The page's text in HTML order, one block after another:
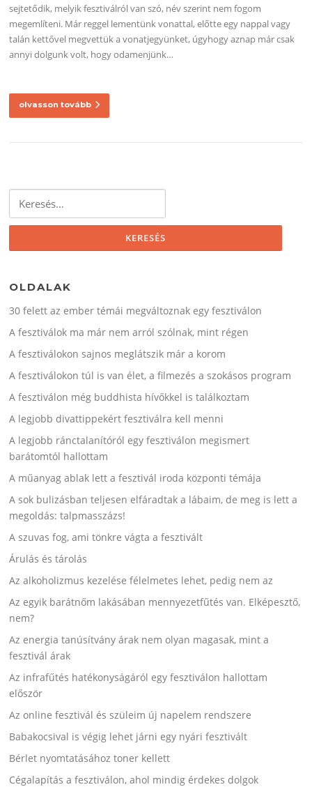
sejtetődik, melyik fesztiválról van szó, név szerint nem fogom
megemlíteni. Már reggel lementünk vonattal, előtte egy nappal vagy
talán kettővel megvettük a vonatjegyünket, úgyhogy aznap már csak
annyi dolgunk volt, hogy odamenjünk…
olvasson tovább
OLDALAK
30 felett az ember témái megváltoznak egy fesztiválon
A fesztiválok ma már nem arról szólnak, mint régen
A fesztiválokon sajnos meglátszik már a korom
A fesztiválokon túl is van élet, a filmezés a szokásos program
A fesztiválon még buddhista hívőkkel is találkoztam
A legjobb divattippekért fesztiválra kell menni
A legjobb ránctalanítóról egy fesztiválon megismert
barátomtól hallottam
A műanyag ablak lett a fesztivál iroda központi témája
A sok bulizásban teljesen elfáradtak a lábaim, de meg is lett a
megoldás: talpmasszázs!
A szuvas fog, ami tönkre vágta a fesztivált
Árulás és tárolás
Az alkoholizmus kezelése félelmetes lehet, pedig nem az
Az egyik barátnőm lakásában mennyezetfűtés van. Elképesztő,
nem?
Az energia tanúsítvány árak nem olyan magasak, mint a
fesztivál árak
Az infrafűtés hatékonyságáról egy fesztiválon hallottam
először
Az online fesztivál és szüleim új napelem rendszere
Babakocsival is végig lehet járni egy nyári fesztivált
Bérlet nyomtatásához toner kellett
Cégalapítás a fesztiválon, ahol mindig érdekes dolgok